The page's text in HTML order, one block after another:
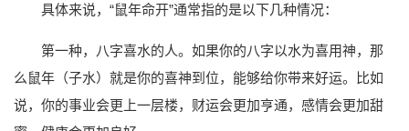
具体来说，“鼠年命开”通常指的是以下几种情况：
第一种，八字喜水的人。如果你的八字以水为喜用神，那
么鼠年（子水）就是你的喜神到位，能够给你带来好运。比如
说，你的事业会更上一层楼，财运会更加亨通，感情会更加甜